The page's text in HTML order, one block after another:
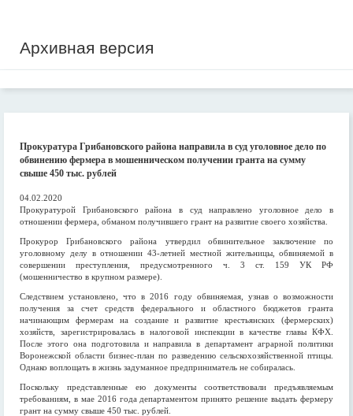
Архивная версия
Прокуратура Грибановского района направила в суд уголовное дело по
обвинению фермера в мошенническом получении гранта на сумму
свыше 450 тыс. рублей
04.02.2020
Прокуратурой Грибановского района в суд направлено уголовное дело в
отношении фермера, обманом получившего грант на развитие своего хозяйства.
Прокурор Грибановского района утвердил обвинительное заключение по
уголовному делу в отношении 43-летней местной жительницы, обвиняемой в
совершении преступления, предусмотренного ч. 3 ст. 159 УК РФ
(мошенничество в крупном размере).
Следствием установлено, что в 2016 году обвиняемая, узнав о возможности
получения за счет средств федерального и областного бюджетов гранта
начинающим фермерам на создание и развитие крестьянских (фермерских)
хозяйств, зарегистрировалась в налоговой инспекции в качестве главы КФХ.
После этого она подготовила и направила в департамент аграрной политики
Воронежской области бизнес-план по разведению сельскохозяйственной птицы.
Однако воплощать в жизнь задуманное предприниматель не собиралась.
Поскольку представленные ею документы соответствовали предъявляемым
требованиям, в мае 2016 года департаментом принято решение выдать фермеру
грант на сумму свыше 450 тыс. рублей.